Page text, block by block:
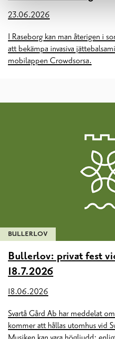
23.06.2026
I Raseborg kan man återigen i
att bekämpa invasiva
mobilappen Crowdsorsa.
BULLERLOV
Bullerlov: privat fest
18.7.2026
18.06.2026
Svartå Gård Ab har meddelat
kommer att hållas utomhus vid